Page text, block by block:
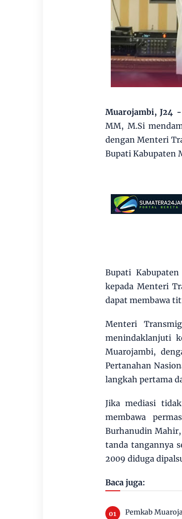
Muarojambi, J24
MM, M.Si
dengan Menteri
Bupati Kabupaten
Bupati
kepada Menteri
dapat membawa
Menteri
menindaklanjuti
Muarojambi,
Pertanahan
langkah pertama
Jika mediasi
membawa
Burhanudin
tanda tangannya
2009 diduga
Baca juga:
Pemkab